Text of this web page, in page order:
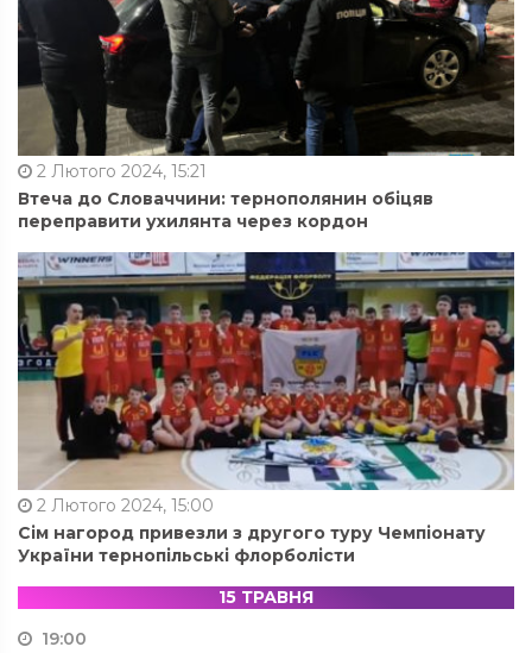
2 Лютого 2024, 15:21
Втеча до Словаччини: тернополянин обіцяв
переправити ухилянта через кордон
2 Лютого 2024, 15:00
Сім нагород привезли з другого туру Чемпіонату
України тернопільські флорболісти
15 ТРАВНЯ
19:00